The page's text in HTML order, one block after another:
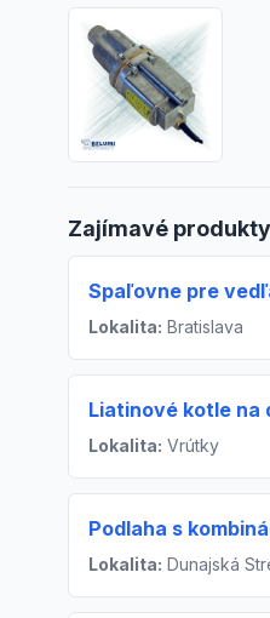
Zajímavé
Spaľovne pre
Lokalita: Bratislava
Liatinové kotle na
Lokalita: Vrútky
Podlaha s
Lokalita: Dunajská